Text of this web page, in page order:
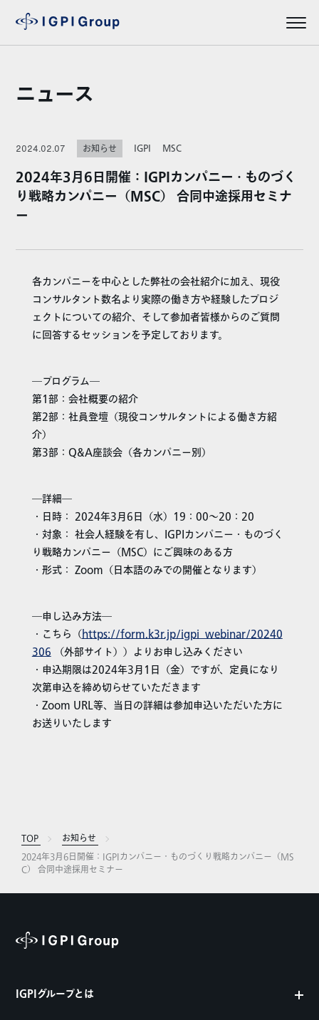
ニュース
2024.02.07 お知らせ IGPI MSC
2024年3月6日開催：IGPIカンパニー・ものづく
り戦略カンパニー（MSC） 合同中途採用セミナ
ー
各カンパニーを中心とした弊社の会社紹介に加え、現役
コンサルタント数名より実際の働き方や経験したプロジ
ェクトについての紹介、そして参加者皆様からのご質問
に回答するセッションを予定しております。
―プログラム―
第1部：会社概要の紹介
第2部：社員登壇（現役コンサルタントによる働き方紹
介）
第3部：Q&A座談会（各カンパニー別）
―詳細―
・日時： 2024年3月6日（水）19：00～20：20
・対象： 社会人経験を有し、IGPIカンパニー・ものづく
り戦略カンパニー（MSC）にご興味のある方
・形式： Zoom（日本語のみでの開催となります）
―申し込み方法―
・こちら（https://form.k3r.jp/igpi_webinar/20240
306 （外部サイト））よりお申し込みください
・申込期限は2024年3月1日（金）ですが、定員になり
次第申込を締め切らせていただきます
・Zoom URL等、当日の詳細は参加申込いただいた方に
お送りいたします
TOP
お知らせ
2024年3月6日開催：IGPIカンパニー・ものづくり戦略カンパニー（MS
C） 合同中途採用セミナー
IGPIグループとは